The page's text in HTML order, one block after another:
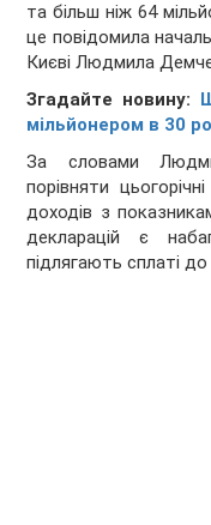
та більш ніж 64
це повідомила
Києві Людмила
Згадайте новину:
мільйонером в 30
За словами
порівняти
доходів з
декларацій є
підлягають сплаті